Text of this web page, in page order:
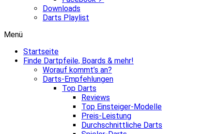
Downloads
Darts Playlist
Menü
Startseite
Finde Dartpfeile, Boards & mehr!
Worauf kommt’s an?
Darts-Empfehlungen
Top Darts
Reviews
Top Einsteiger-Modelle
Preis-Leistung
Durchschnittliche Darts